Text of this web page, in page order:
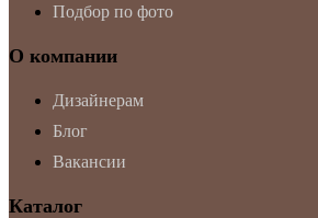
Подбор по фото
О компании
Дизайнерам
Блог
Вакансии
Каталог